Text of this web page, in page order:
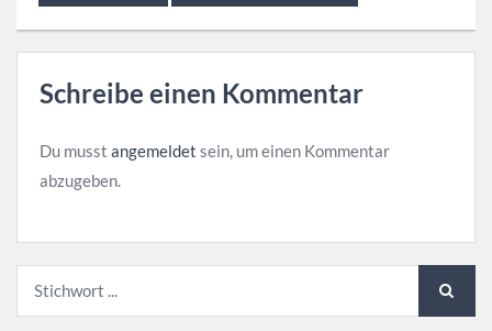
Schreibe einen Kommentar
Du musst angemeldet sein, um einen Kommentar
abzugeben.